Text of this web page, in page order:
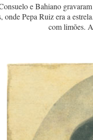
e Bahiano
onde Pepa Ruiz era a
com limões.